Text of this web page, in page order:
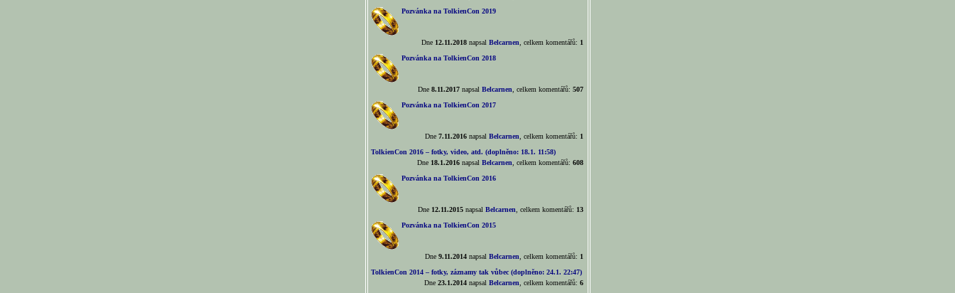
Pozvánka na TolkienCon 2019
Dne 12.11.2018napsal Belcarnen , celkem komentářů: 1
Pozvánka na TolkienCon 2018
Dne 8.11.2017napsal Belcarnen , celkem komentářů: 507
Pozvánka na TolkienCon 2017
Dne 7.11.2016napsal Belcarnen , celkem komentářů: 1
TolkienCon 2016 – fotky, video, atd. (doplněno: 18.1. 11:58)
Dne 18.1.2016napsal Belcarnen , celkem komentářů: 608
Pozvánka na TolkienCon 2016
Dne 12.11.2015napsal Belcarnen , celkem komentářů: 13
Pozvánka na TolkienCon 2015
Dne 9.11.2014napsal Belcarnen , celkem komentářů: 1
TolkienCon 2014 – fotky, záznamy tak vůbec (doplněno: 24.1. 22:47)
Dne 23.1.2014napsal Belcarnen , celkem komentářů: 6